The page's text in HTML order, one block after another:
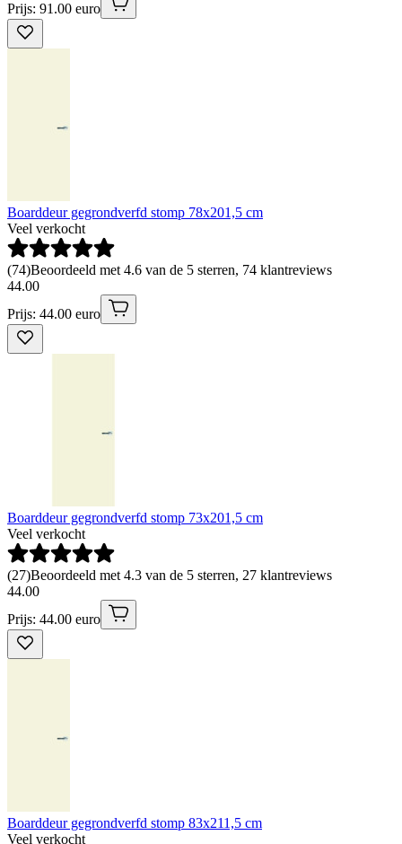
Prijs: 91.00 euro
Boarddeur gegrondverfd stomp 78x201,5 cm
Veel verkocht
(74)Beoordeeld met 4.6 van de 5 sterren, 74 klantreviews
44.00
Prijs: 44.00 euro
Boarddeur gegrondverfd stomp 73x201,5 cm
Veel verkocht
(27)Beoordeeld met 4.3 van de 5 sterren, 27 klantreviews
44.00
Prijs: 44.00 euro
Boarddeur gegrondverfd stomp 83x211,5 cm
Veel verkocht